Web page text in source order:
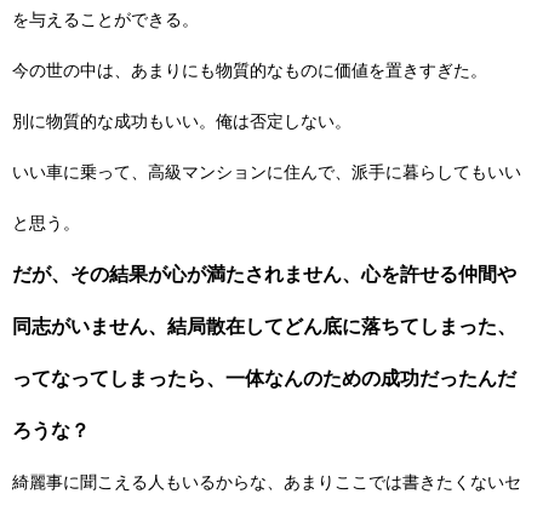
を与えることができる。
今の世の中は、あまりにも物質的なものに価値を置きすぎた。
別に物質的な成功もいい。俺は否定しない。
いい車に乗って、高級マンションに住んで、派手に暮らしてもいい
と思う。
だが、その結果が心が満たされません、心を許せる仲間や
同志がいません、結局散在してどん底に落ちてしまった、
ってなってしまったら、一体なんのための成功だったんだ
ろうな？
綺麗事に聞こえる人もいるからな、あまりここでは書きたくないセ